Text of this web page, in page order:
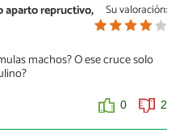
Su valoración:
aparto repructivo,
machos? O ese cruce solo
0 2